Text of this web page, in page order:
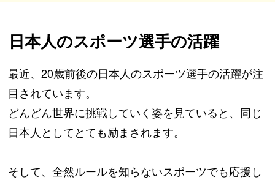
日本人のスポーツ選手の活躍
最近、20歳前後の日本人のスポーツ選手の活躍が注
目されています。
どんどん世界に挑戦していく姿を見ていると、同じ
日本人としてとても励まされます。
そして、全然ルールを知らないスポーツでも応援し